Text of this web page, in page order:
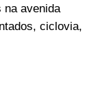
na avenida
ciclovia,